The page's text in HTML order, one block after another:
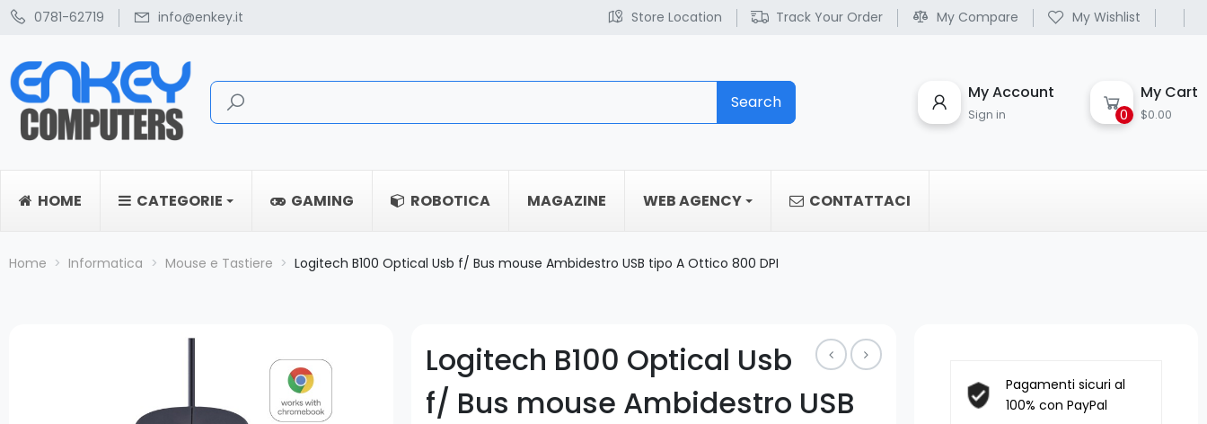
0781-62719 info@enkey.it Store Location Track Your Order My Compare My Wishlist
Search My Account
Sign in 0
My Cart
$0.00
HOME CATEGORIE GAMING ROBOTICA MAGAZINE WEB AGENCY CONTATTACI
Home Informatica Mouse e Tastiere Logitech B100 Optical Usb f/ Bus mouse Ambidestro USB tipo A Ottico 800 DPI
Logitech B100 Optical Usb
f/ Bus mouse Ambidestro USB
Pagamenti sicuri al
100% con PayPal